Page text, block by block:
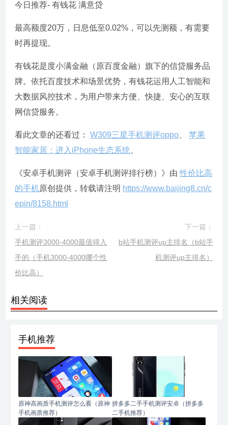
今日推荐- 有钱花 满意贷
最高额度20万，日息低至0.02%，可以先测额，有需要
时再提现。
有钱花是度小满金融（原百度金融）旗下的信贷服务品
牌。依托百度技术和场景优势，有钱花运用人工智能和
大数据风控技术，为用户带来方便、快捷、安心的互联
网信贷服务。
看此文章的还看过：W309三星手机测评oppo 、苹果
智能家居：进入iPhone生态系统
《安卓手机测评（安卓手机测评排行榜）》由性价比高
的手机原创提供，转载请注明 https://www.baijing8.cn/c
epin/8158.html
上一篇：
手机测评3000-4000最值得入
手的（手机3000-4000哪个性
价比高）
下一篇：
b站手机测评up主排名（b站手
机测评up主排名）
相关阅读
手机推荐
原神高画质手机测评怎么看（原神
手机画质推荐）
拼多多二手手机测评安卓（拼多多
二手机推荐）